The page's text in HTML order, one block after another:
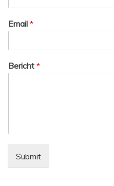
Email *
Bericht *
Submit